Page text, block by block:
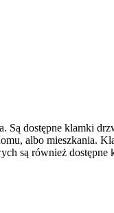
Są dostępne klamki
albo mieszkania.
są również dostępne